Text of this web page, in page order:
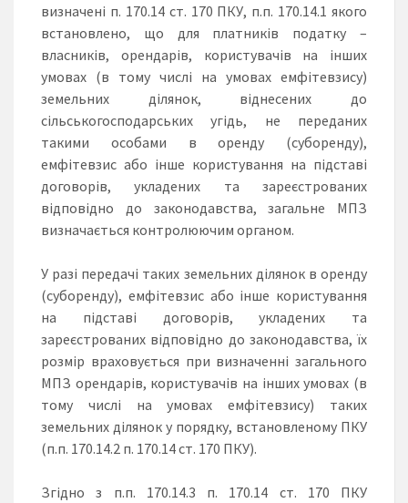
визначені п. 170.14 ст. 170 ПКУ, п.п. 170.14.1 якого
встановлено, що для платників податку –
власників, орендарів, користувачів на інших
умовах (в тому числі на умовах емфітевзису)
земельних ділянок, віднесених до
сільськогосподарських угідь, не переданих
такими особами в оренду (суборенду),
емфітевзис або інше користування на підставі
договорів, укладених та зареєстрованих
відповідно до законодавства, загальне МПЗ
визначається контролюючим органом.
У разі передачі таких земельних ділянок в оренду
(суборенду), емфітевзис або інше користування
на підставі договорів, укладених та
зареєстрованих відповідно до законодавства, їх
розмір враховується при визначенні загального
МПЗ орендарів, користувачів на інших умовах (в
тому числі на умовах емфітевзису) таких
земельних ділянок у порядку, встановленому ПКУ
(п.п. 170.14.2 п. 170.14 ст. 170 ПКУ).
Згідно з п.п. 170.14.3 п. 170.14 ст. 170 ПКУ